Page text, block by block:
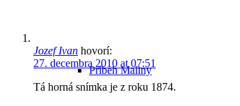
Príbeh Maliny
Jozef Ivan hovorí:
27. decembra 2010 at 07:51
Tá horná snímka je z roku 1874.